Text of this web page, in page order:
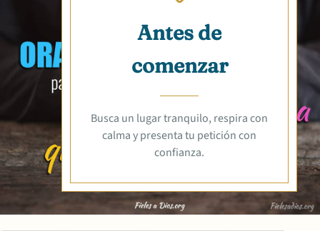
Antes de
comenzar
Busca un lugar tranquilo, respira con
calma y presenta tu petición con
confianza.